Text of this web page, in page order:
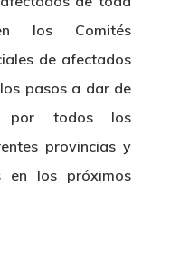
los Comités
de afectados
pasos a dar de
por todos los
provincias y
en los próximos
Café Jurídico
Colabora
¿Quiénes